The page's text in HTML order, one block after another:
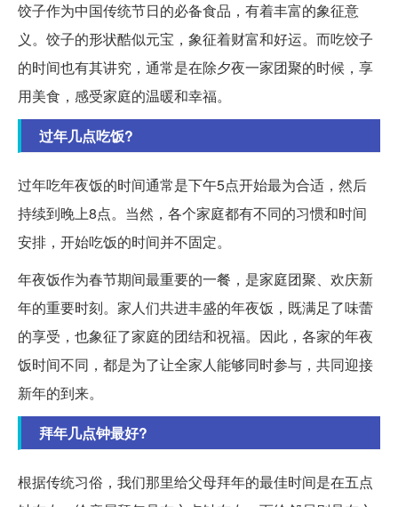
饺子作为中国传统节日的必备食品，有着丰富的象征意
义。饺子的形状酷似元宝，象征着财富和好运。而吃饺子
的时间也有其讲究，通常是在除夕夜一家团聚的时候，享
用美食，感受家庭的温暖和幸福。
过年几点吃饭?
过年吃年夜饭的时间通常是下午5点开始最为合适，然后
持续到晚上8点。当然，各个家庭都有不同的习惯和时间
安排，开始吃饭的时间并不固定。
年夜饭作为春节期间最重要的一餐，是家庭团聚、欢庆新
年的重要时刻。家人们共进丰盛的年夜饭，既满足了味蕾
的享受，也象征了家庭的团结和祝福。因此，各家的年夜
饭时间不同，都是为了让全家人能够同时参与，共同迎接
新年的到来。
拜年几点钟最好?
根据传统习俗，我们那里给父母拜年的最佳时间是在五点